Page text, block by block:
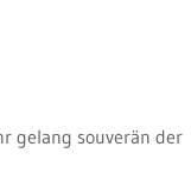
gelang souverän der